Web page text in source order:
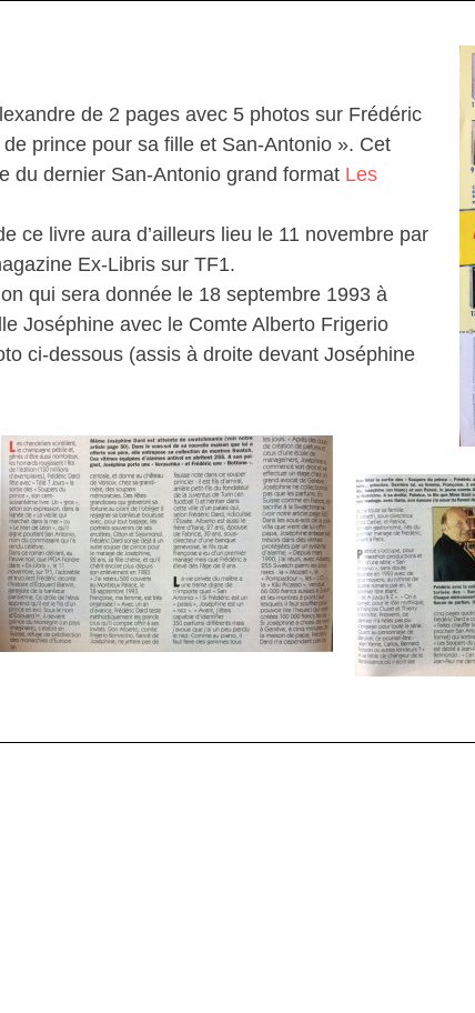
de 2 pages avec 5 photos sur Frédéric
prince pour sa fille et San-Antonio ». Cet
du dernier San-Antonio grand format Les
ce livre aura d’ailleurs lieu le 11 novembre par
Ex-Libris sur TF1.
qui sera donnée le 18 septembre 1993 à
Joséphine avec le Comte Alberto Frigerio
ci-dessous (assis à droite devant Joséphine